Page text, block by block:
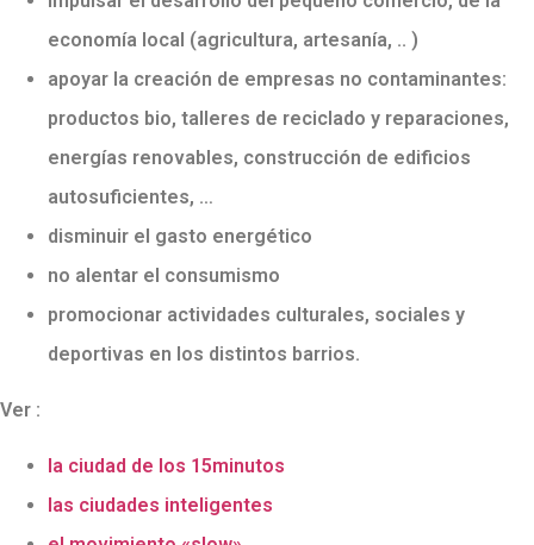
economía local (agricultura, artesanía, .. )
apoyar la creación de empresas no contaminantes:
productos bio, talleres de reciclado y reparaciones,
energías renovables, construcción de edificios
autosuficientes, …
disminuir el gasto energético
no alentar el consumismo
promocionar actividades culturales, sociales y
deportivas en los distintos barrios.
Ver :
la ciudad de los 15minutos
las ciudades inteligentes